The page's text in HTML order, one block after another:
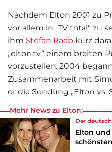
Nachdem Elton 2001 zu
vor allem in „TV total“ zu
ihm Stefan Raab kurz
„elton.tv“ einem breiten
vorzustellen. 2004
Zusammenarbeit mit
er die Sendung „Elton vs.
Mehr News zu Elton:
Der
Elton und